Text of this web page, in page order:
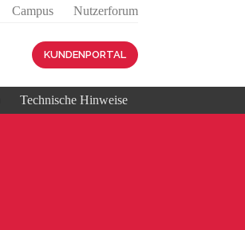
Campus Nutzerforum
KUNDENPORTAL
Technische Hinweise